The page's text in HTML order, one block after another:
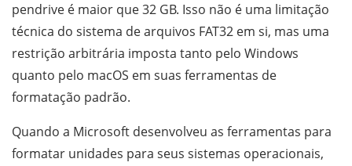
pendrive é maior que 32 GB. Isso não é uma limitação
técnica do sistema de arquivos FAT32 em si, mas uma
restrição arbitrária imposta tanto pelo Windows
quanto pelo macOS em suas ferramentas de
formatação padrão.
Quando a Microsoft desenvolveu as ferramentas para
formatar unidades para seus sistemas operacionais,